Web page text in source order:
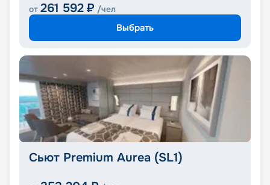
от 261 592 ₽ /чел
Выбрать
Сьют Premium Aurea (SL1)